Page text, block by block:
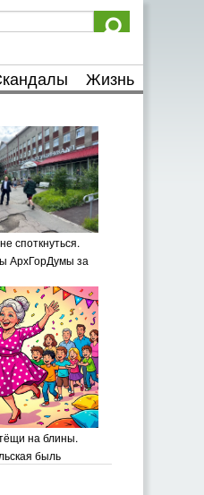
Жизнь
споткнуться.
АрхГорДумы за
на блины.
быль